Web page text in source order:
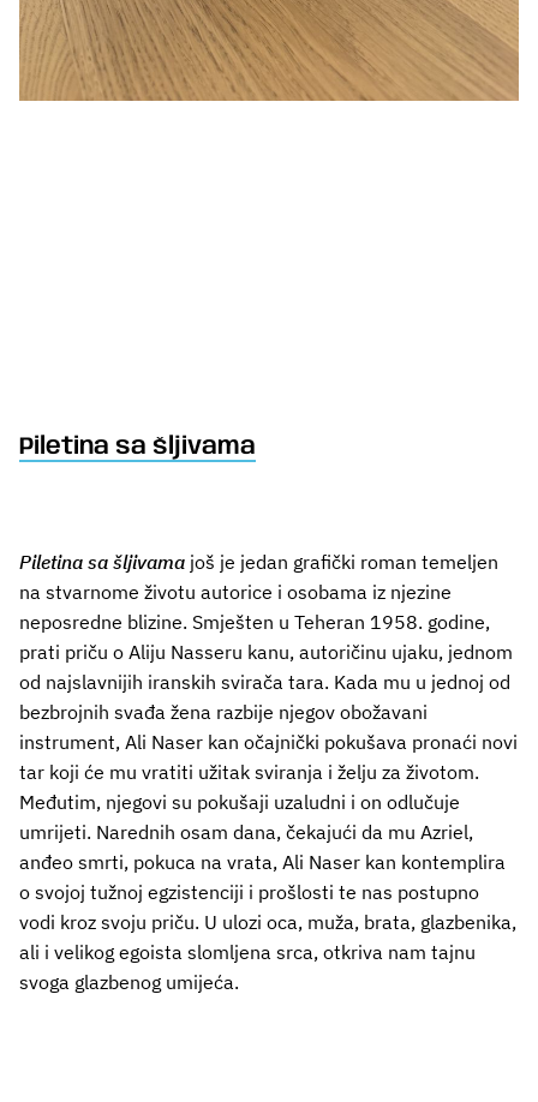
Piletina sa šljivama
Piletina sa šljivama još je jedan grafički roman temeljen
na stvarnome životu autorice i osobama iz njezine
neposredne blizine. Smješten u Teheran 1958. godine,
prati priču o Aliju Nasseru kanu, autoričinu ujaku, jednom
od najslavnijih iranskih svirača tara. Kada mu u jednoj od
bezbrojnih svađa žena razbije njegov obožavani
instrument, Ali Naser kan očajnički pokušava pronaći novi
tar koji će mu vratiti užitak sviranja i želju za životom.
Međutim, njegovi su pokušaji uzaludni i on odlučuje
umrijeti. Narednih osam dana, čekajući da mu Azriel,
anđeo smrti, pokuca na vrata, Ali Naser kan kontemplira
o svojoj tužnoj egzistenciji i prošlosti te nas postupno
vodi kroz svoju priču. U ulozi oca, muža, brata, glazbenika,
ali i velikog egoista slomljena srca, otkriva nam tajnu
svoga glazbenog umijeća.